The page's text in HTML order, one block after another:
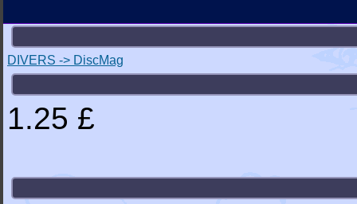
DIVERS -> DiscMag
1.25 £